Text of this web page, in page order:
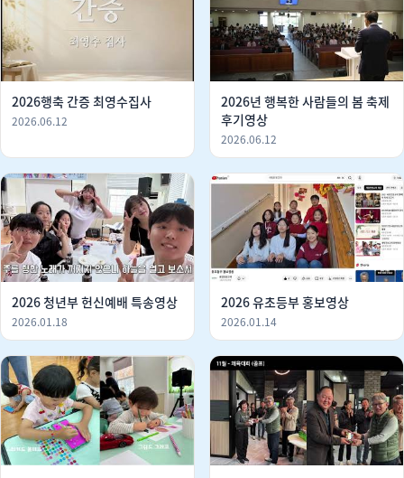
2026행축 간증 최영수집사
2026.06.12
2026년 행복한 사람들의 봄 축제
후기영상
2026.06.12
2026 청년부 헌신예배 특송영상
2026.01.18
2026 유초등부 홍보영상
2026.01.14